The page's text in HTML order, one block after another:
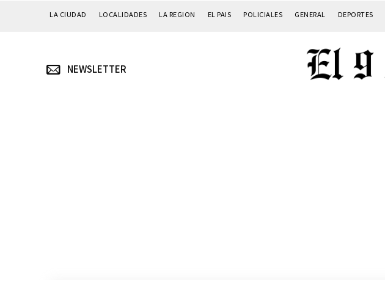
LA CIUDAD LOCALIDADES LA REGION EL PAIS POLICIALES GENERAL DEPORTES
NEWSLETTER